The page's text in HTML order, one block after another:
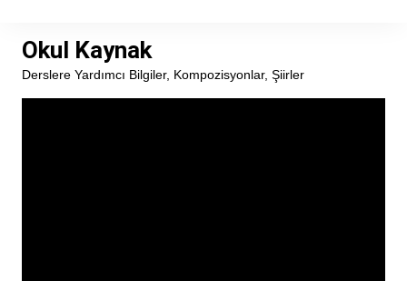
contentOkul Kaynak
Derslere Yardımcı Bilgiler, Kompozisyonlar, Şiirler